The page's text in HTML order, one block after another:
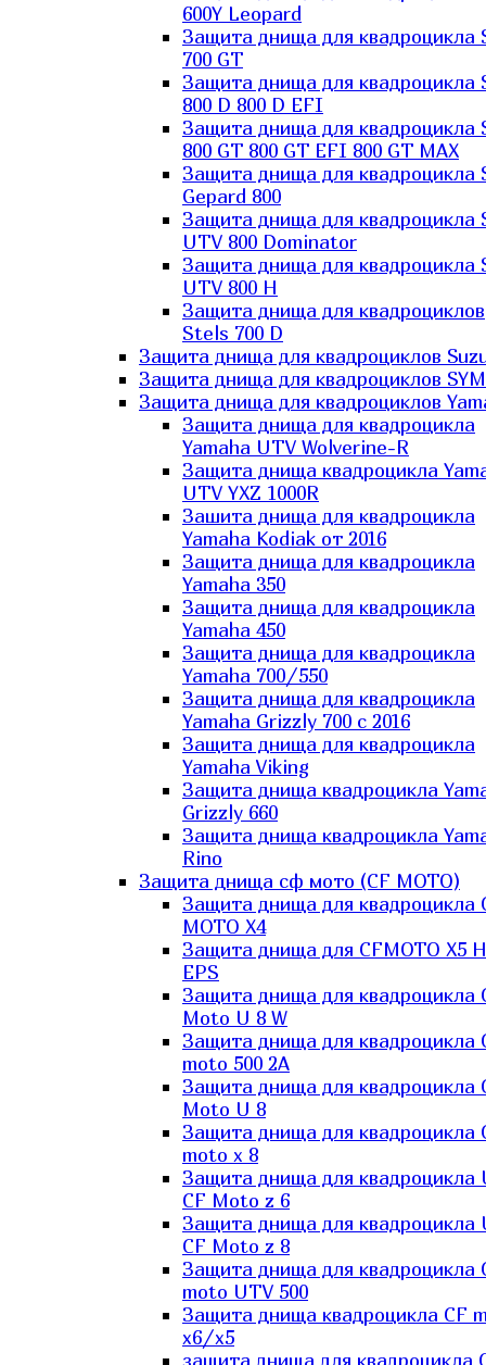
600Y Leopard
Защита днища для квадроцикла
700 GT
Защита днища для квадроцикла
800 D 800 D EFI
Защита днища для квадроцикла
800 GT 800 GT EFI 800 GT MAX
Защита днища для квадроцикла
Gepard 800
Защита днища для квадроцикла
UTV 800 Dominator
Защита днища для квадроцикла
UTV 800 H
Защита днища для квадроциклов
Stels 700 D
Защита днища для квадроциклов
Защита днища для квадроциклов SYM
Защита днища для квадроциклов
Защита днища для квадроцикла
Yamaha UTV Wolverine-R
Защита днища квадроцикла
UTV YXZ 1000R
Зашита днища для квадроцикла
Yamaha Kodiak от 2016
Защита днища для квадроцикла
Yamaha 350
Защита днища для квадроцикла
Yamaha 450
Защита днища для квадроцикла
Yamaha 700/550
Защита днища для квадроцикла
Yamaha Grizzly 700 с 2016
Защита днища для квадроцикла
Yamaha Viking
Защита днища квадроцикла
Grizzly 660
Защита днища квадроцикла
Rino
Защита днища сф мото (CF MOTO)
Защита днища для квадроцикла
MOTO X4
Защита днища для CFMOTO X5
EPS
Защита днища для квадроцикла
Moto U 8 W
Защита днища для квадроцикла
moto 500 2A
Защита днища для квадроцикла
Moto U 8
Защита днища для квадроцикла
moto x 8
Защита днища для квадроцикла
CF Moto z 6
Защита днища для квадроцикла
CF Moto z 8
Защита днища для квадроцикла
moto UTV 500
Защита днища квадроцикла СF
x6/x5
защита днища для квадроцикла